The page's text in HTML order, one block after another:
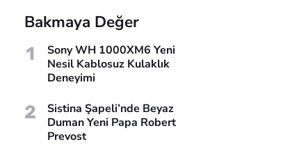
Bakmaya Değer
1
Sony WH 1000XM6 Yeni
Nesil Kablosuz Kulaklık
Deneyimi
2
Sistina Şapeli’nde Beyaz
Duman Yeni Papa Robert
Prevost